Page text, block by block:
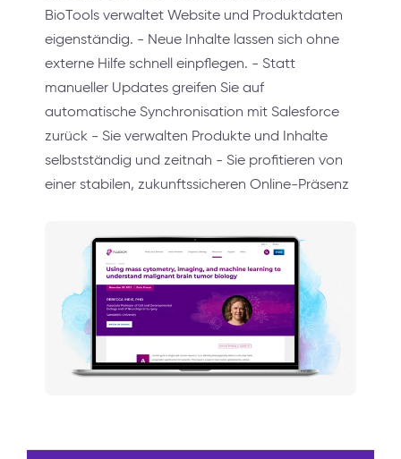
BioTools verwaltet Website und Produktdaten
eigenständig. - Neue Inhalte lassen sich ohne
externe Hilfe schnell einpflegen. - Statt
manueller Updates greifen Sie auf
automatische Synchronisation mit Salesforce
zurück - Sie verwalten Produkte und Inhalte
selbstständig und zeitnah - Sie profitieren von
einer stabilen, zukunftssicheren Online-Präsenz